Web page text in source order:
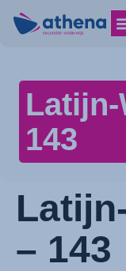
143
– 143